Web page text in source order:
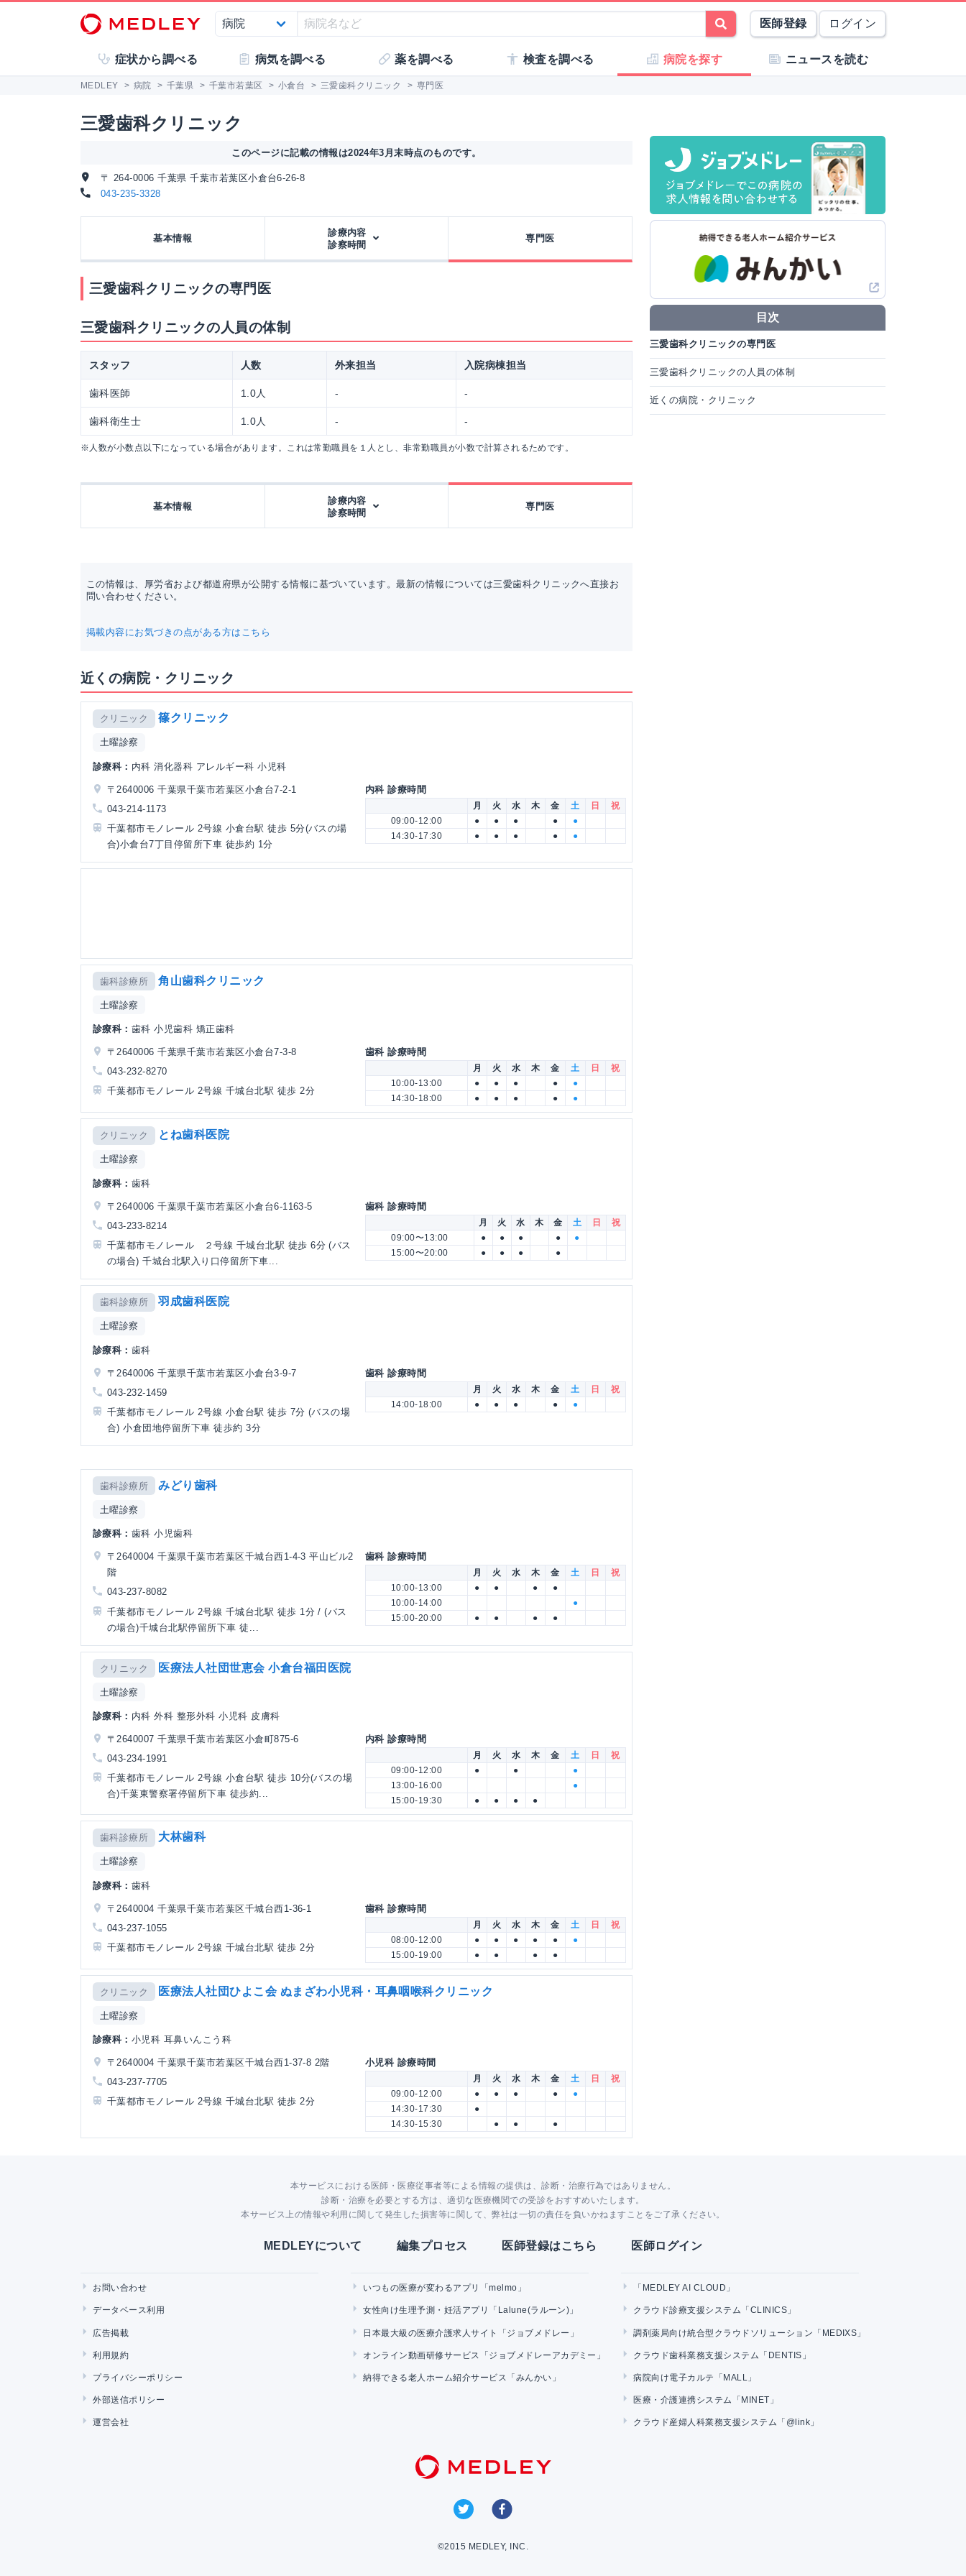
医師登録 ログイン
症状から調べる 病気を調べる 薬を調べる 検査を調べる 病院を探す ニュースを読む
MEDLEY > 病院 > 千葉県 > 千葉市若葉区 > 小倉台 > 三愛歯科クリニック > 専門医
三愛歯科クリニック
このページに記載の情報は2024年3月末時点のものです。
〒 264-0006 千葉県 千葉市若葉区小倉台6-26-8
043-235-3328
基本情報
診療内容
診察時間
専門医
三愛歯科クリニックの専門医
三愛歯科クリニックの人員の体制
スタッフ 人数 外来担当 入院病棟担当
歯科医師 1.0人 - -
歯科衛生士 1.0人 - -
※人数が小数点以下になっている場合があります。これは常勤職員を１人とし、非常勤職員が小数で計算されるためです。
基本情報
診療内容
診察時間
専門医
この情報は、厚労省および都道府県が公開する情報に基づいています。最新の情報については三愛歯科クリニックへ直接お
問い合わせください。
掲載内容にお気づきの点がある方はこちら
近くの病院・クリニック
クリニック 篠クリニック
土曜診察
診療科： 内科 消化器科 アレルギー科 小児科
〒2640006 千葉県千葉市若葉区小倉台7-2-1
043-214-1173
千葉都市モノレール 2号線 小倉台駅 徒歩 5分(バスの場
合)小倉台7丁目停留所下車 徒歩約 1分
内科 診療時間
月 火 水 木 金 土 日
祝
09:00-12:00
● ● ● ●
●
14:30-17:30
● ● ● ● ●
歯科診療所 角山歯科クリニック
土曜診察
診療科： 歯科 小児歯科 矯正歯科
〒2640006 千葉県千葉市若葉区小倉台7-3-8
043-232-8270
千葉都市モノレール 2号線 千城台北駅 徒歩 2分
歯科 診療時間
月 火 水 木 金 土 日
祝
10:00-13:00
● ● ● ●
●
14:30-18:00
● ● ● ● ●
クリニック とね歯科医院
土曜診察
診療科： 歯科
〒2640006 千葉県千葉市若葉区小倉台6-1163-5
043-233-8214
千葉都市モノレール ２号線 千城台北駅 徒歩 6分 (バス
の場合) 千城台北駅入り口停留所下車...
歯科 診療時間
月 火 水 木 金 土 日
祝
09:00〜13:00
● ● ● ●
●
15:00〜20:00
● ● ● ●
歯科診療所 羽成歯科医院
土曜診察
診療科： 歯科
〒2640006 千葉県千葉市若葉区小倉台3-9-7
043-232-1459
千葉都市モノレール 2号線 小倉台駅 徒歩 7分 (バスの場
合) 小倉団地停留所下車 徒歩約 3分
歯科 診療時間
月 火 水 木 金 土 日
祝
14:00-18:00
● ● ● ● ●
歯科診療所 みどり歯科
土曜診察
診療科： 歯科 小児歯科
〒2640004 千葉県千葉市若葉区千城台西1-4-3 平山ビル2
階
043-237-8082
千葉都市モノレール 2号線 千城台北駅 徒歩 1分 / (バス
の場合)千城台北駅停留所下車 徒...
歯科 診療時間
月 火 水 木 金 土 日
祝
10:00-13:00
● ● ●
●
10:00-14:00
●
15:00-20:00
● ● ● ●
クリニック 医療法人社団世恵会 小倉台福田医院
土曜診察
診療科： 内科 外科 整形外科 小児科 皮膚科
〒2640007 千葉県千葉市若葉区小倉町875-6
043-234-1991
千葉都市モノレール 2号線 小倉台駅 徒歩 10分(バスの場
合)千葉東警察署停留所下車 徒歩約...
内科 診療時間
月 火 水 木 金 土 日
祝
09:00-12:00
● ●
●
13:00-16:00
●
15:00-19:30
● ● ● ●
歯科診療所 大林歯科
土曜診察
診療科： 歯科
〒2640004 千葉県千葉市若葉区千城台西1-36-1
043-237-1055
千葉都市モノレール 2号線 千城台北駅 徒歩 2分
歯科 診療時間
月 火 水 木 金 土 日
祝
08:00-12:00
● ● ● ● ●
●
15:00-19:00
● ● ● ●
クリニック 医療法人社団ひよこ会 ぬまざわ小児科・耳鼻咽喉科クリニック
土曜診察
診療科： 小児科 耳鼻いんこう科
〒2640004 千葉県千葉市若葉区千城台西1-37-8 2階
043-237-7705
千葉都市モノレール 2号線 千城台北駅 徒歩 2分
小児科 診療時間
月 火 水 木 金 土 日
祝
09:00-12:00
● ● ● ●
●
14:30-17:30
●
14:30-15:30
● ● ●
目次
三愛歯科クリニックの専門医
三愛歯科クリニックの人員の体制
近くの病院・クリニック
本サービスにおける医師・医療従事者等による情報の提供は、診断・治療行為ではありません。
診断・治療を必要とする方は、適切な医療機関での受診をおすすめいたします。
本サービス上の情報や利用に関して発生した損害等に関して、弊社は一切の責任を負いかねますことをご了承ください。
MEDLEYについて 編集プロセス 医師登録はこちら 医師ログイン
お問い合わせ
データベース利用
広告掲載
利用規約
プライバシーポリシー
外部送信ポリシー
運営会社
いつもの医療が変わるアプリ「melmo」
女性向け生理予測・妊活アプリ「Lalune(ラルーン)」
日本最大級の医療介護求人サイト「ジョブメドレー」
オンライン動画研修サービス「ジョブメドレーアカデミー」
納得できる老人ホーム紹介サービス「みんかい」
「MEDLEY AI CLOUD」
クラウド診療支援システム「CLINICS」
調剤薬局向け統合型クラウドソリューション「MEDIXS」
クラウド歯科業務支援システム「DENTIS」
病院向け電子カルテ「MALL」
医療・介護連携システム「MINET」
クラウド産婦人科業務支援システム「@link」
©2015 MEDLEY, INC.